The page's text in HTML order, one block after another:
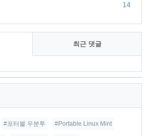
14
최근 댓글
#포터블 우분투 #Portable Linux Mint